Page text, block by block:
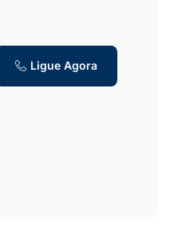
Ligue Agora